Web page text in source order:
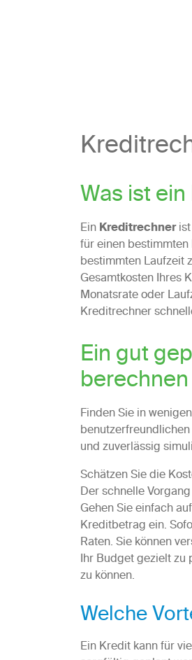
Was ist
EinKreditrechnerist
für einen
bestimmten Laufzeit
Gesamtkosten Ihres
Monatsrate oder
Kreditrechner
Ein gut
Finden Sie in
benutzerfreundlichen
und zuverlässig
Schätzen Sie die
Der schnelle
Gehen Sie einfach
Kreditbetrag ein.
Raten. Sie können
Ihr Budget gezielt zu
zu können.
Welche
Ein Kredit kann für